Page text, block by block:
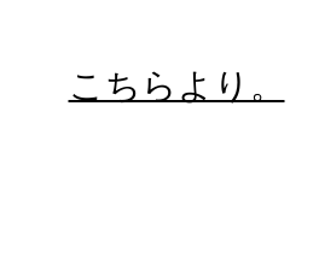
こちらより。